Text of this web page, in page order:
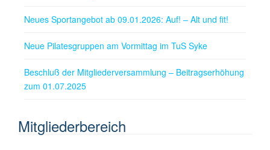
Neues Sportangebot ab 09.01.2026: Auf! – Alt und fit!
Neue Pilatesgruppen am Vormittag im TuS Syke
Beschluß der Mitgliederversammlung – Beitragserhöhung
zum 01.07.2025
Mitgliederbereich